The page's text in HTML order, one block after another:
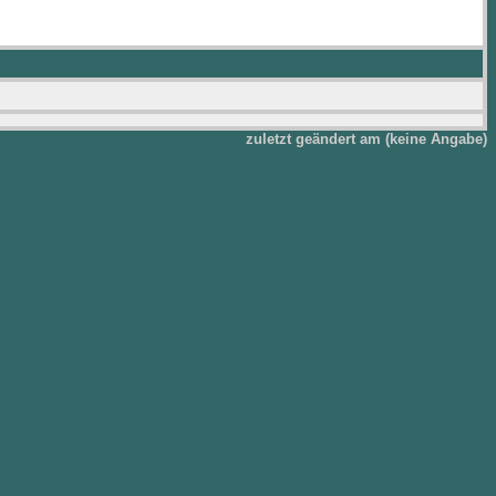
zuletzt geändert am (keine Angabe)